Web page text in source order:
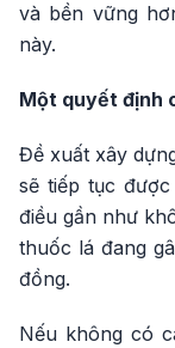
và bền vững
này.
Một quyết định
Đề xuất xây
sẽ tiếp tục
điều gần như
thuốc lá đang
đồng.
Nếu không có